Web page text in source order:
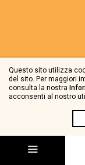
Questo sito utilizza
del sito. Per maggiori
consulta la nostra
acconsenti al nostro